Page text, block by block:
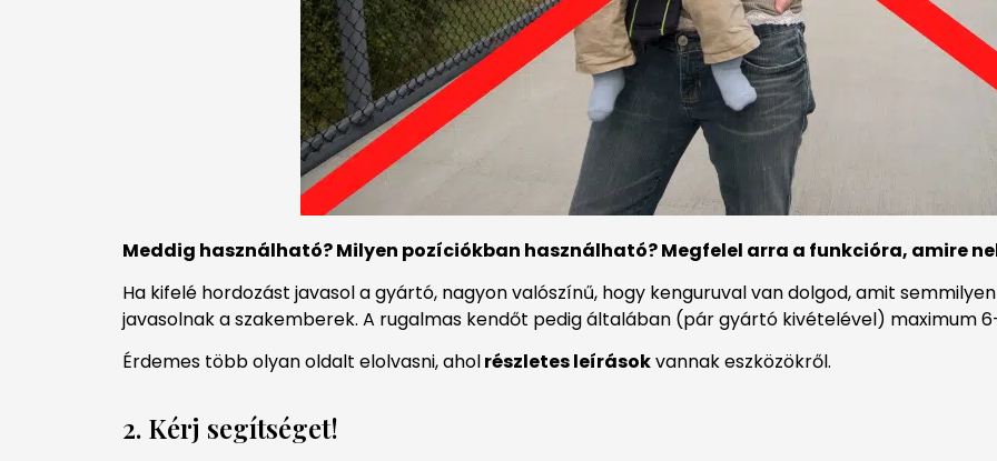
Meddig használható? Milyen pozíciókban használható? Megfelel arra a funkcióra, amire
Ha kifelé hordozást javasol a gyártó, nagyon valószínű, hogy kenguruval van dolgod, amit
javasolnak a szakemberek. A rugalmas kendőt pedig általában (pár gyártó kivételével) maximum
Érdemes több olyan oldalt elolvasni, aholrészletes leírásokvannak eszközökről.
2. Kérj segítséget!